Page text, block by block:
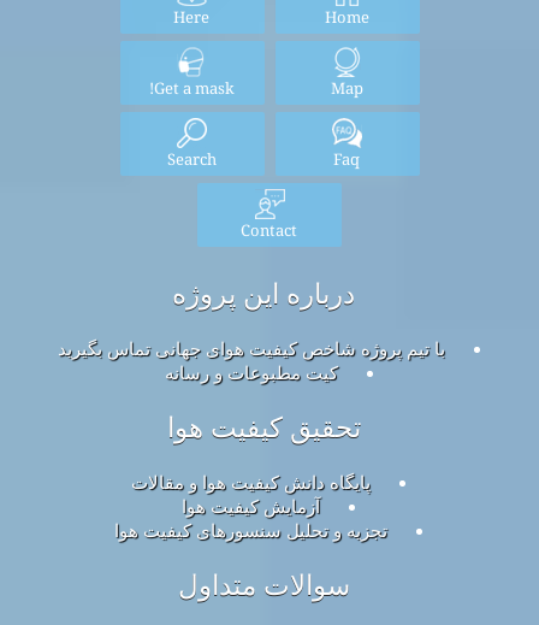
Home
Here
Map
Get a mask!
Faq
Search
Contact
درباره این پروژه
با تیم پروژه شاخص کیفیت هوای جهانی تماس بگیرید
کیت مطبوعات و رسانه
تحقیق کیفیت هوا
پایگاه دانش کیفیت هوا و مقالات
آزمایش کیفیت هوا
تجزیه و تحلیل سنسورهای کیفیت هوا
سوالات متداول